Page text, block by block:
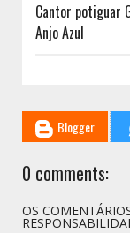
Cantor potiguar
Anjo Azul
Blogger
0 comments:
OS